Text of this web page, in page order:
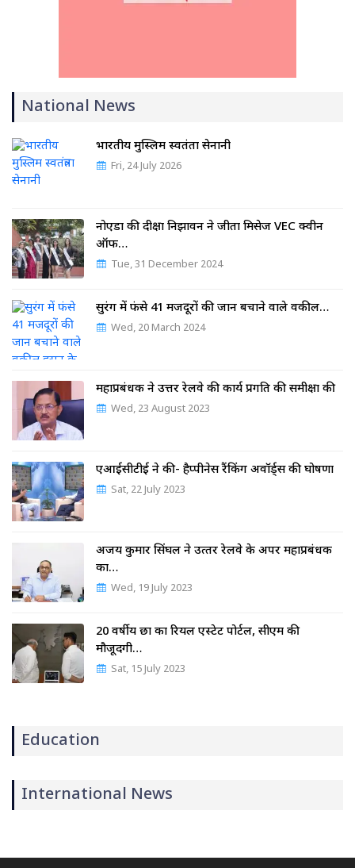
National News
भारतीय मुस्लिम स्वतंत्रता सेनानी
Fri, 24 July 2026
नोएडा की दीक्षा निझावन ने जीता मिसेज VEC क्वीन
ऑफ…
Tue, 31 December 2024
सुरंग में फंसे 41 मजदूरों की जान बचाने वाले वकील…
Wed, 20 March 2024
महाप्रबंधक ने उत्तर रेलवे की कार्य प्रगति की समीक्षा की
Wed, 23 August 2023
एआईसीटीई ने की- हैप्पीनेस रैंकिंग अवॉर्ड्स की घोषणा
Sat, 22 July 2023
अजय कुमार सिंघल ने उत्‍तर रेलवे के अपर महाप्रबंधक
का…
Wed, 19 July 2023
20 वर्षीय छात्र का रियल एस्टेट पोर्टल, सीएम की
मौजूदगी…
Sat, 15 July 2023
Education
International News